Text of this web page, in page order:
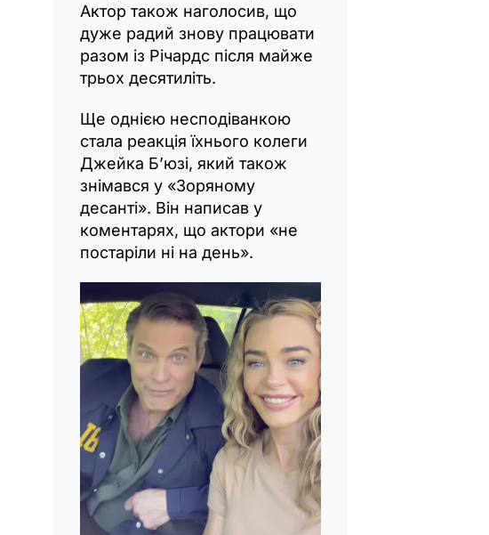
Актор також наголосив, що
дуже радий знову працювати
разом із Річардс після майже
трьох десятиліть.
Ще однією несподіванкою
стала реакція їхнього колеги
Джейка Б’юзі, який також
знімався у «Зоряному
десанті». Він написав у
коментарях, що актори «не
постаріли ні на день».